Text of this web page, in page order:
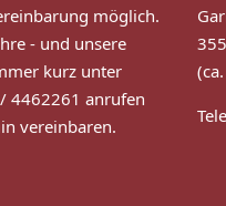
möglich.
- und unsere
kurz unter
4462261 anrufen
vereinbaren.